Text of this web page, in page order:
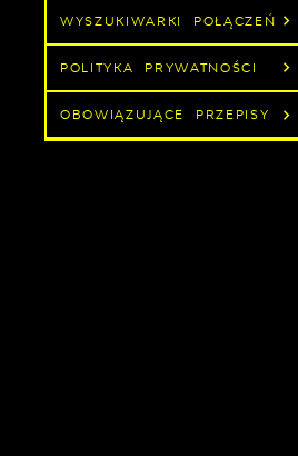
WYSZUKIWARKI POŁĄCZEŃ
POLITYKA PRYWATNOŚCI
OBOWIĄZUJĄCE PRZEPISY